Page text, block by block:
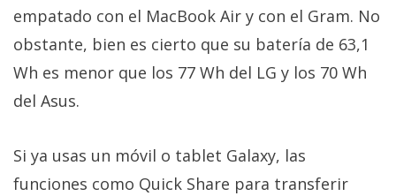
empatado con el MacBook Air y con el Gram. No
obstante, bien es cierto que su batería de 63,1
Wh es menor que los 77 Wh del LG y los 70 Wh
del Asus.
Si ya usas un móvil o tablet Galaxy, las
funciones como Quick Share para transferir